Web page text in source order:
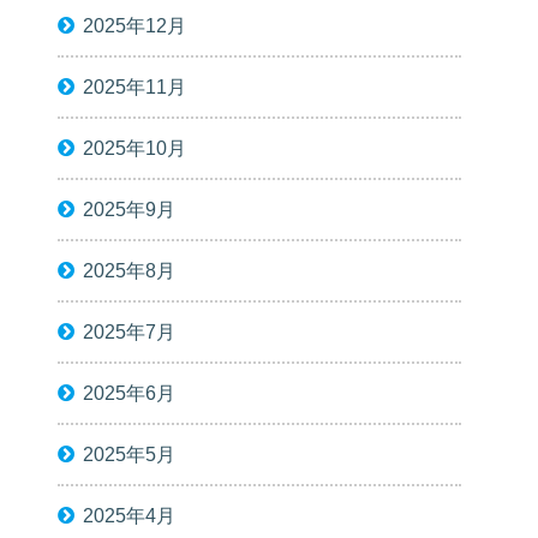
2025年12月
2025年11月
2025年10月
2025年9月
2025年8月
2025年7月
2025年6月
2025年5月
2025年4月